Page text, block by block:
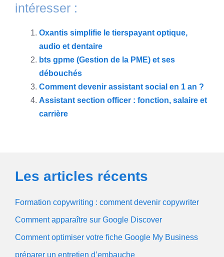
intéresser :
Oxantis simplifie le tierspayant optique,
audio et dentaire
bts gpme (Gestion de la PME) et ses
débouchés
Comment devenir assistant social en 1 an ?
Assistant section officer : fonction, salaire et
carrière
Les articles récents
Formation copywriting : comment devenir copywriter
Comment apparaître sur Google Discover
Comment optimiser votre fiche Google My Business
préparer un entretien d’embauche